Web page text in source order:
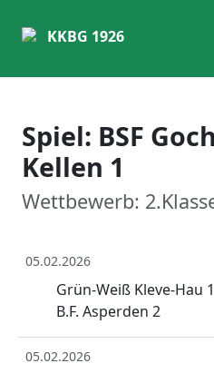
KKBG 1926
Spiel: BSF
Kellen 1
Wettbewerb:
05.02.2026
Grün-Weiß Kleve-Hau 1
B.F. Asperden 2
05.02.2026